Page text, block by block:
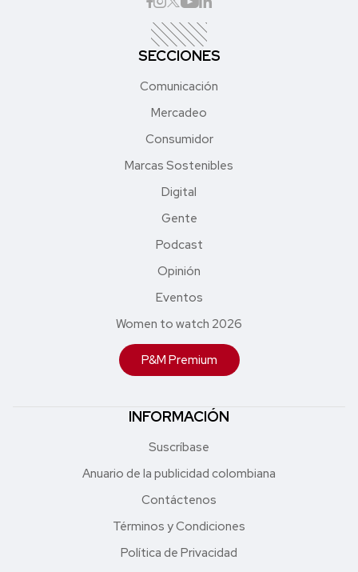
SECCIONES
Comunicación
Mercadeo
Consumidor
Marcas Sostenibles
Digital
Gente
Podcast
Opinión
Eventos
Women to watch 2026
P&M Premium
INFORMACIÓN
Suscríbase
Anuario de la publicidad colombiana
Contáctenos
Términos y Condiciones
Política de Privacidad